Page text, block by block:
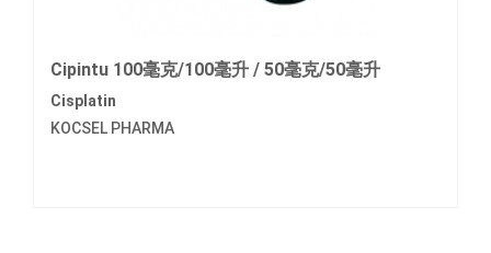
Cipintu 100毫克/100毫升 / 50毫克/50毫升
Cisplatin
KOCSEL PHARMA